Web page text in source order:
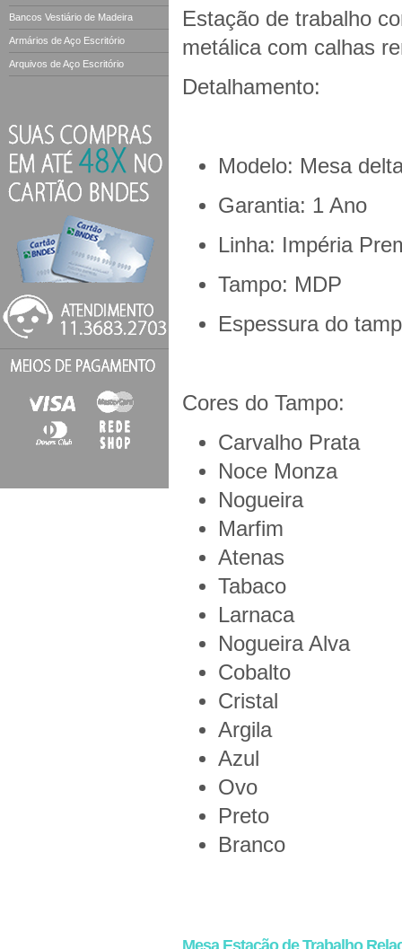
Bancos Vestiário de Madeira
Armários de Aço Escritório
Arquivos de Aço Escritório
Estação de trabalho
metálica com calhas
Detalhamento:
Modelo: Mesa
Garantia: 1 Ano
Linha: Impéria
Tampo: MDP
Espessura do
Cores do Tampo:
Carvalho Prata
Noce Monza
Nogueira
Marfim
Atenas
Tabaco
Larnaca
Nogueira Alva
Cobalto
Cristal
Argila
Azul
Ovo
Preto
Branco
Mesa Estação de Trabalho